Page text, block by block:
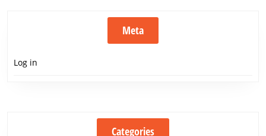
Meta
Log in
Categories